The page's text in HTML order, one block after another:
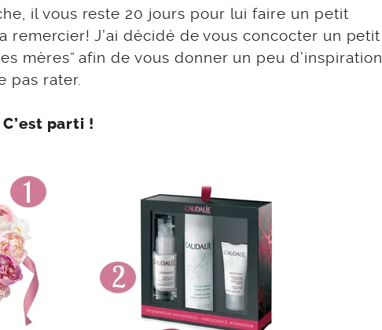
il vous reste 20 jours pour lui faire un petit
J’ai décidé de vous concocter un petit
mères” afin de vous donner un peu d’inspiration
pas rater.
C’est parti !